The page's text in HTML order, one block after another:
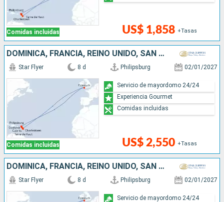
Comidas incluidas US$ 1,858 +Tasas
DOMINICA, FRANCIA, REINO UNIDO, SAN MARTÍN
Comidas incluidas
Star Flyer 8 d Philipsburg 02/01/2027
US$ 2,550 +Tasas
Servicio de mayordomo 24/24
Experiencia Gourmet
Comidas incluidas
DOMINICA, FRANCIA, REINO UNIDO, SAN MARTÍN
Star Flyer 8 d Philipsburg 02/01/2027
Servicio de mayordomo 24/24